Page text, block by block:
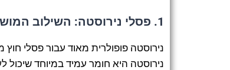
1. פסלי נירוסטה: השילוב
נירוסטה פופולרית מאוד עבור פסלי חוץ
נירוסטה היא חומר עמיד במיוחד שיכול